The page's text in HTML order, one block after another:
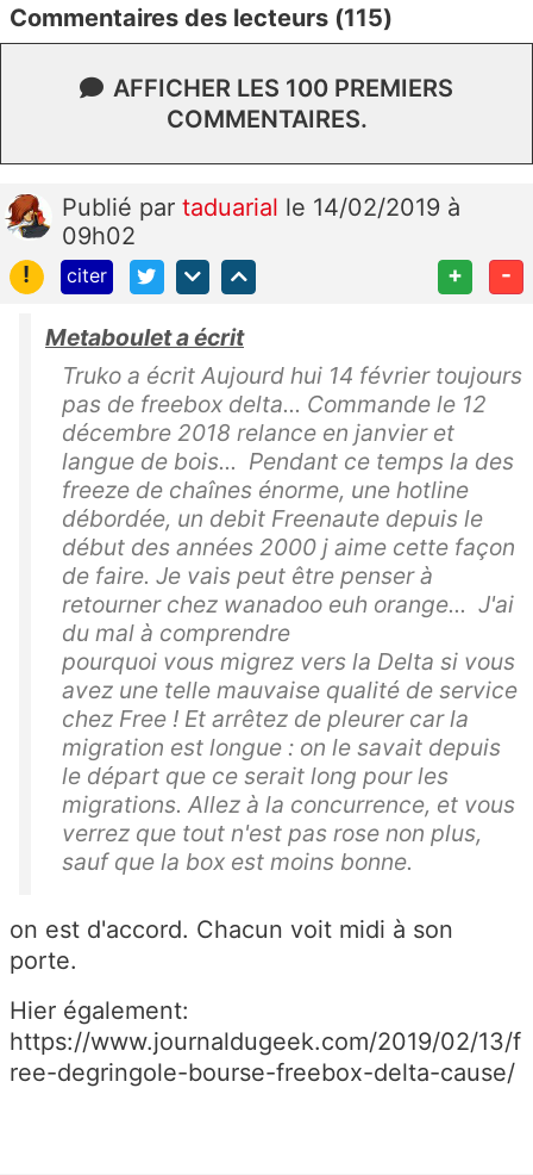
Commentaires des lecteurs (115)
AFFICHER LES 100 PREMIERS
COMMENTAIRES.
Publié par taduarial le 14/02/2019 à
09h02
!
citer + -
Metaboulet a écrit
Truko a écrit Aujourd hui 14 février toujours
pas de freebox delta... Commande le 12
décembre 2018 relance en janvier et
langue de bois... Pendant ce temps la des
freeze de chaînes énorme, une hotline
débordée, un debit Freenaute depuis le
début des années 2000 j aime cette façon
de faire. Je vais peut être penser à
retourner chez wanadoo euh orange... J'ai
du mal à comprendre
pourquoi vous migrez vers la Delta si vous
avez une telle mauvaise qualité de service
chez Free ! Et arrêtez de pleurer car la
migration est longue : on le savait depuis
le départ que ce serait long pour les
migrations. Allez à la concurrence, et vous
verrez que tout n'est pas rose non plus,
sauf que la box est moins bonne.
on est d'accord. Chacun voit midi à son
porte.
Hier également:
https://www.journaldugeek.com/2019/02/13/f
ree-degringole-bourse-freebox-delta-cause/